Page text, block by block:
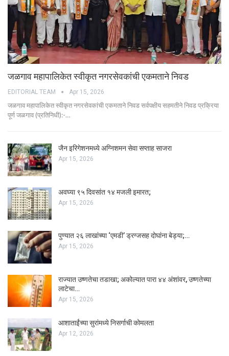
जळगाव महापालिकेत स्वीकृत नगरसेवकांची एकमताने निवड
EDITORIAL TEAM Apr 15, 2026
जळगाव महापालिकेत स्वीकृत नगरसेवकांची एकमताने निवड सर्वपक्षीय सहमतीने निवड प्रक्रिया
पूर्ण जळगाव (प्रतिनिधी):-…
जैन इरिगेशनमध्ये अग्निशमन सेवा सप्ताह साजरा
Apr 15, 2026
अवघ्या ९५ दिवसांत १४ मजली इमारत;
Apr 15, 2026
पुण्यात २६ लाखांच्या ‘एमडी’ ड्रग्जसह दोघांना बेड्या;…
Apr 15, 2026
राज्यात उष्णतेचा तडाखा; अकोल्यात पारा ४४ अंशांवर, उष्णतेच्या
लाटेचा…
Apr 15, 2026
आशाताईंच्या सुरांमध्ये निसर्गाची कोमलता
Apr 12, 2026